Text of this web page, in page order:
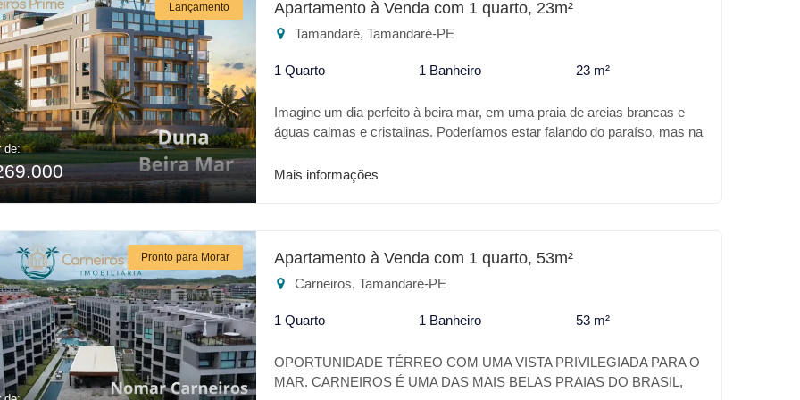
Estacionamento Coberto * Carregador para carro elétrico Para o seu
lazer ou para investimento o DUNA é o melhor lugar.
Lançamento
de:
Apartamento à Venda com 1 quarto, 23m²
Tamandaré, Tamandaré-PE
1 Quarto 1 Banheiro 23 m²
Imagine um dia perfeito à beira mar, em uma praia de areias brancas e
águas calmas e cristalinas. Poderíamos estar falando do paraíso, mas na
apresenta o que há de melhor no DUNA NEIRA MAR, além da sua
jogos * Churrasqueira * MiniMarket * Sauna * Lavanderia *
Estacionamento Coberto * Carregador para carro elétrico Para o seu
lazer ou para investimento o DUNA é o melhor lugar.
Mais informações
Pronto para Morar Apartamento à Venda com 1 quarto, 53m²
Carneiros, Tamandaré-PE
1 Quarto 1 Banheiro 53 m²
OPORTUNIDADE TÉRREO COM UMA VISTA PRIVILEGIADA PARA O
MAR. CARNEIROS É UMA DAS MAIS BELAS PRAIAS DO BRASIL,